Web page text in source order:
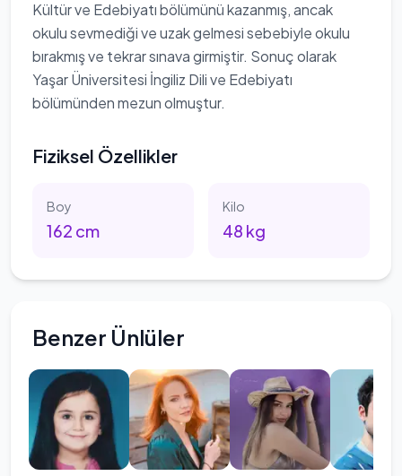
Kültür ve Edebiyatı bölümünü kazanmış, ancak
okulu sevmediği ve uzak gelmesi sebebiyle okulu
bırakmış ve tekrar sınava girmiştir. Sonuç olarak
Yaşar Üniversitesi İngiliz Dili ve Edebiyatı
bölümünden mezun olmuştur.
Fiziksel Özellikler
Boy
162 cm
Kilo
48 kg
Benzer Ünlüler